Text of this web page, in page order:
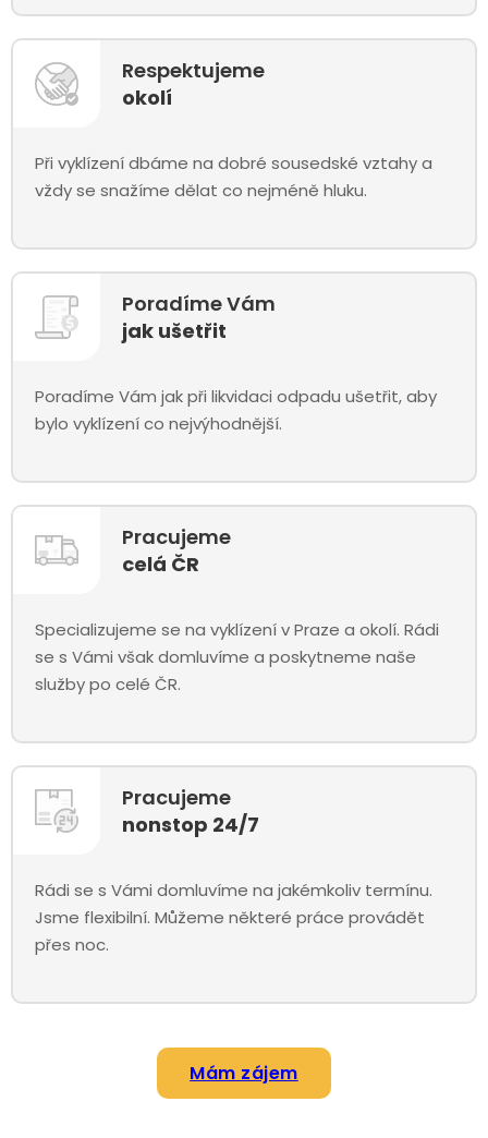
Respektujeme
okolí
Při vyklízení dbáme na dobré sousedské vztahy a
vždy se snažíme dělat co nejméně hluku.
Poradíme Vám
jak ušetřit
Poradíme Vám jak při likvidaci odpadu ušetřit, aby
bylo vyklízení co nejvýhodnější.
Pracujeme
celá ČR
Specializujeme se na vyklízení v Praze a okolí. Rádi
se s Vámi však domluvíme a poskytneme naše
služby po celé ČR.
Pracujeme
nonstop 24/7
Rádi se s Vámi domluvíme na jakémkoliv termínu.
Jsme flexibilní. Můžeme některé práce provádět
přes noc.
Mám zájem